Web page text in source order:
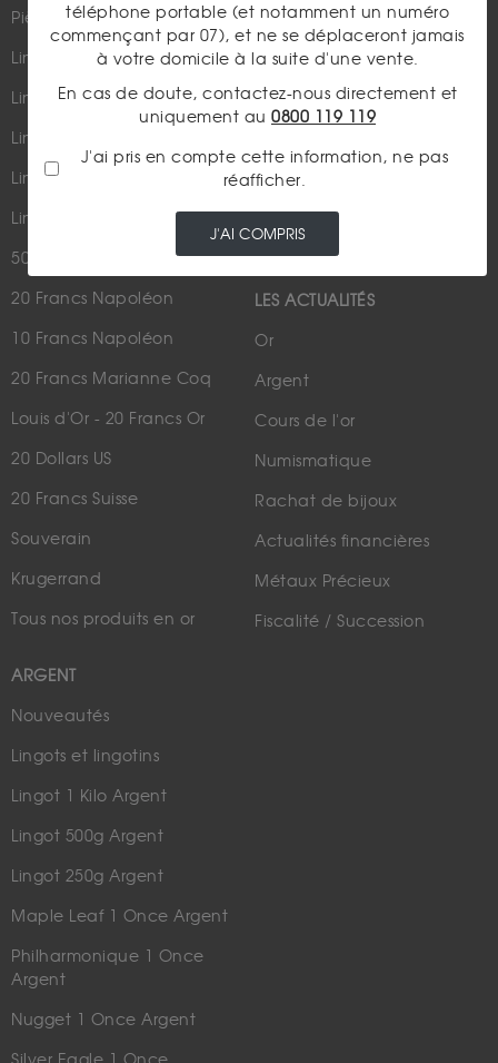
Pièces d'or d'investissement
Lingots et lingotins
Lingot 1Kg Or
Lingot 100g Or
Lingotin 1 Once Or
Lingotin 1g Or
50 Pesos Or
20 Francs Napoléon
10 Francs Napoléon
20 Francs Marianne Coq
Louis d'Or - 20 Francs Or
20 Dollars US
20 Francs Suisse
Souverain
Krugerrand
Tous nos produits en or
ARGENT
Nouveautés
Lingots et lingotins
Lingot 1 Kilo Argent
Lingot 500g Argent
Lingot 250g Argent
Maple Leaf 1 Once Argent
Philharmonique 1 Once
Argent
Nugget 1 Once Argent
Parutions dans les médias
Qui sommes-nous ?
Nous contacter
LES ACTUALITÉS
Or
Argent
Cours de l'or
Numismatique
Rachat de bijoux
Actualités financières
Métaux Précieux
Fiscalité / Succession
téléphone portable (et notamment un numéro
commençant par 07), et ne se déplaceront jamais
à votre domicile à la suite d'une vente.
En cas de doute, contactez-nous directement et
uniquement au 0800 119 119
J'ai pris en compte cette information, ne pas
réafficher.
J'AI COMPRIS